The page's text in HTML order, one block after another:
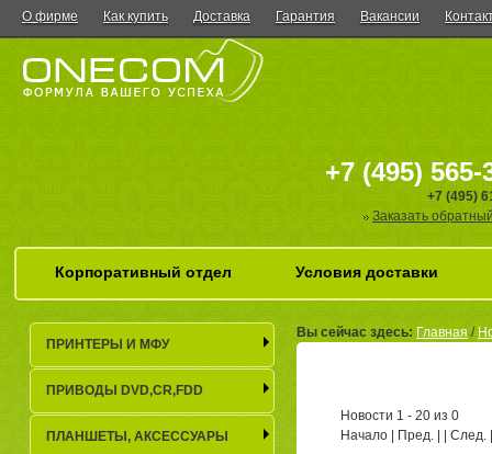
О фирме Как купить Доставка Гарантия Вакансии
+7 (495) 565-
+7 (495)
Заказать
Корпоративный отдел Условия доставки
Вы сейчас здесь: Главная /
Новости 1 - 20 из 0
Начало | Пред. | | След.
ПРИНТЕРЫ И МФУ
ПРИВОДЫ DVD,CR,FDD
ПЛАНШЕТЫ, АКСЕСCУАРЫ